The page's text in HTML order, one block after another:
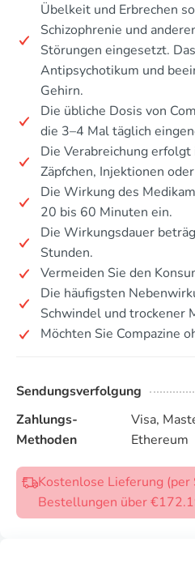
Übelkeit und Erbrechen
Schizophrenie und
Störungen eingesetzt.
Antipsychotikum und
Gehirn.
Die übliche Dosis von
die 3–4 Mal täglich
Die Verabreichung
Zäpfchen, Injektionen
Die Wirkung des
20 bis 60 Minuten ein.
Die Wirkungsdauer
Stunden.
Vermeiden Sie den
Die häufigsten
Schwindel und trockener
Möchten Sie Compazine
Sendungsverfolgung
Zahlungs-
Methoden
Visa,
Ethereum
Kostenlose Lieferung
Bestellungen über